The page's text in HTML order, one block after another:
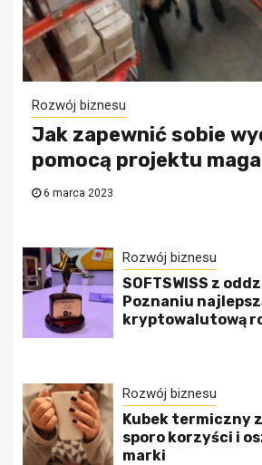
Rozwój biznesu
Jak zapewnić sobie
pomocą projektu
6 marca 2023
Rozwój biznesu
SOFTSWISS z
Poznaniu
kryptowalutową
Rozwój biznesu
Kubek termiczny
sporo korzyści i
marki